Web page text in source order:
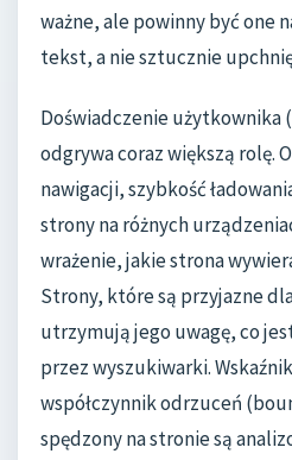
ważne, ale powinny być one
tekst, a nie sztucznie
Doświadczenie użytkownika
odgrywa coraz większą rolę.
nawigacji, szybkość
strony na różnych
wrażenie, jakie strona
Strony, które są przyjazne
utrzymują jego uwagę, co
przez wyszukiwarki.
współczynnik odrzuceń
spędzony na stronie są